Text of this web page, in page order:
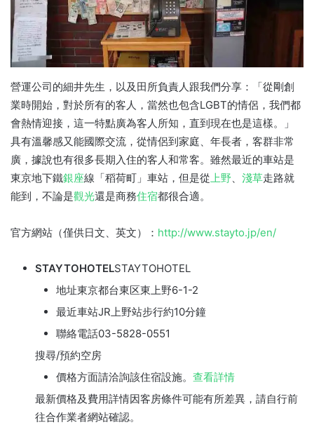
營運公司的細井先生，以及田所負責人跟我們分享：「從剛創
業時開始，對於所有的客人，當然也包含LGBT的情侶，我們都
會熱情迎接，這一特點廣為客人所知，直到現在也是這樣。」
具有溫馨感又能國際交流，從情侶到家庭、年長者，客群非常
廣，據說也有很多長期入住的客人和常客。雖然最近的車站是
東京地下鐵銀座線「稻荷町」車站，但是從上野、 淺草走路就
能到，不論是觀光還是商務住宿都很合適。
官方網站（僅供日文、英文）： http://www.stayto.jp/en/
STAYTOHOTELSTAYTOHOTEL
地址東京都台東区東上野6-1-2
最近車站JR上野站步行約10分鐘
聯絡電話03-5828-0551
搜尋/預約空房
價格方面請洽詢該住宿設施。 查看詳情
最新價格及費用詳情因客房條件可能有所差異，請自行前
往合作業者網站確認。